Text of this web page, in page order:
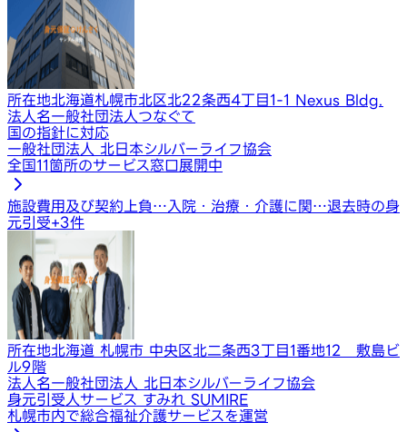
所在地北海道札幌市北区北22条西4丁目1-1 Nexus Bldg.
法人名一般社団法人つなぐて
国の指針に対応
一般社団法人 北日本シルバーライフ協会
全国11箇所のサービス窓口展開中
施設費用及び契約上負… 入院・治療・介護に関…退去時の身
元引受+3件
所在地北海道 札幌市 中央区北二条西3丁目1番地12 敷島ビ
ル9階
法人名一般社団法人 北日本シルバーライフ協会
身元引受人サービス すみれ SUMIRE
札幌市内で総合福祉介護サービスを運営